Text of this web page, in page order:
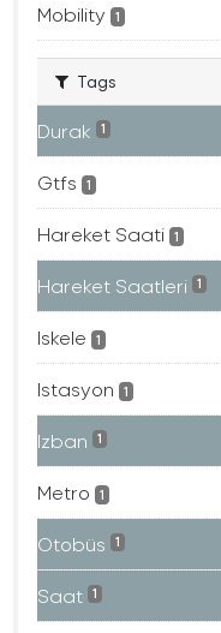
Mobility 1
Tags
Durak 1
Gtfs 1
Hareket Saati 1
Hareket Saatleri 1
Iskele 1
Istasyon 1
Izban 1
Metro 1
Otobüs 1
Saat 1